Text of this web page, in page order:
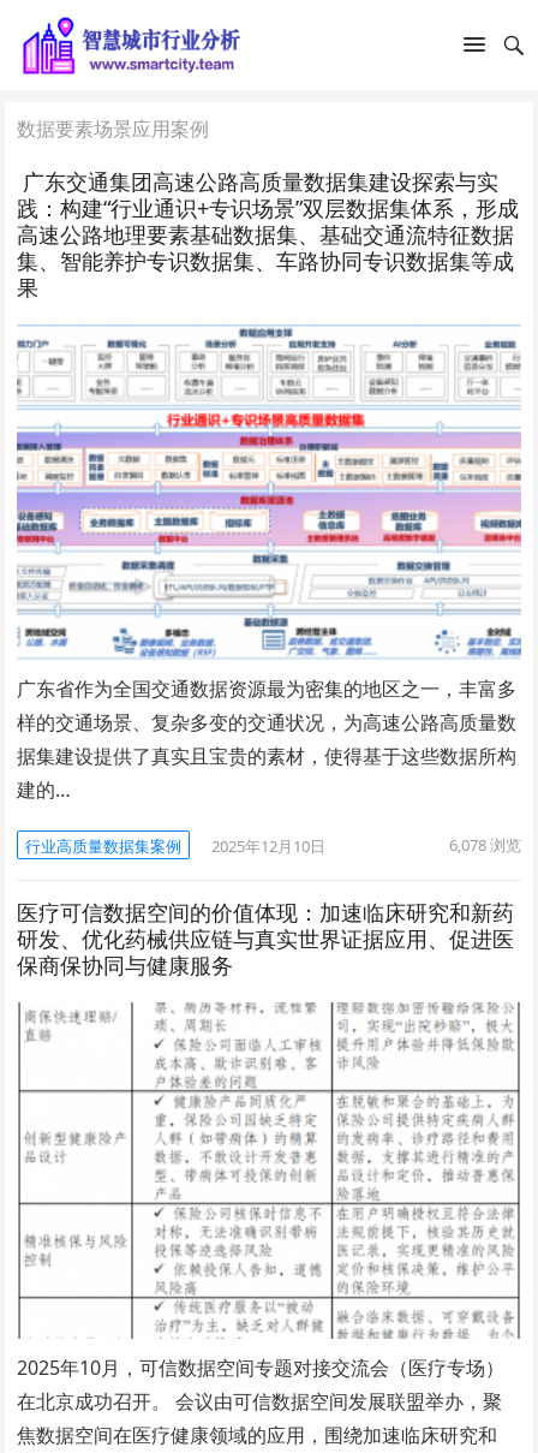
数据要素场景应用案例
广东交通集团高速公路高质量数据集建设探索与实
践：构建“行业通识+专识场景”双层数据集体系，形成
高速公路地理要素基础数据集、基础交通流特征数据
集、智能养护专识数据集、车路协同专识数据集等成
果
广东省作为全国交通数据资源最为密集的地区之一，丰富多
样的交通场景、复杂多变的交通状况，为高速公路高质量数
据集建设提供了真实且宝贵的素材，使得基于这些数据所构
建的…
行业高质量数据集案例 2025年12月10日 6,078浏览
医疗可信数据空间的价值体现：加速临床研究和新药
研发、优化药械供应链与真实世界证据应用、促进医
保商保协同与健康服务
2025年10月，可信数据空间专题对接交流会（医疗专场）
在北京成功召开。 会议由可信数据空间发展联盟举办，聚
焦数据空间在医疗健康领域的应用，围绕加速临床研究和